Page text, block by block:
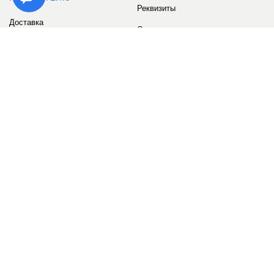
Доставка
Реквизиты
Сервис